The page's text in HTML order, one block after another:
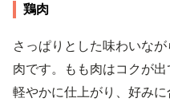
鶏肉
さっぱりとした味わいな
肉です。もも肉はコクが
軽やかに仕上がり、好みに